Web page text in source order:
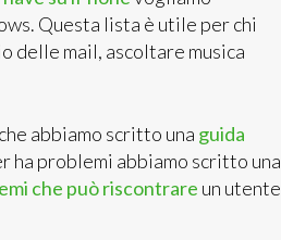
Questa lista è utile per chi
delle mail, ascoltare musica
abbiamo scritto una guida
ha problemi abbiamo scritto una
che può riscontrare un utente